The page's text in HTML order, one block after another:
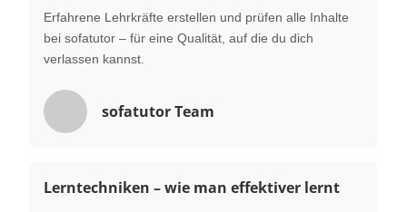
Erfahrene Lehrkräfte erstellen und prüfen alle Inhalte
bei sofatutor – für eine Qualität, auf die du dich
verlassen kannst.
sofatutor Team
Lerntechniken – wie man effektiver lernt